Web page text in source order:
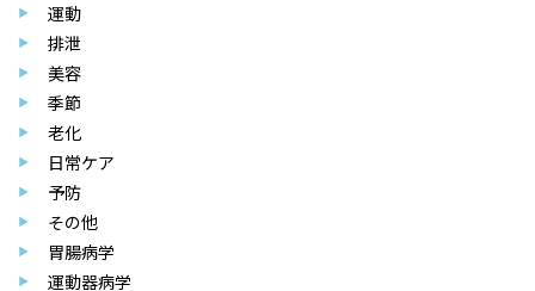
運動
排泄
美容
季節
老化
日常ケア
予防
その他
胃腸病学
運動器病学